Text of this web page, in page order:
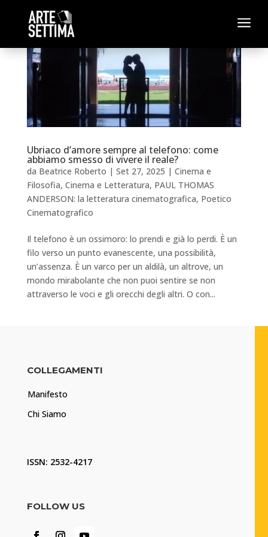
a
Ubriaco d’amore sempre al telefono: come
abbiamo smesso di vivere il reale?
da Beatrice Roberto | Set 27, 2025 | Cinema e
Filosofia, Cinema e Letteratura, PAUL THOMAS
ANDERSON: la letteratura cinematografica, Poetico
Cinematografico
Il telefono è un ossimoro: lo prendi e già lo perdi. È un
filo verso un punto evanescente, una possibilità,
un’assenza. È un varco per un aldilà, un altrove, un
mondo mirabolante che non puoi sentire se non
attraverso le voci e gli orecchi degli altri. O con...
COLLEGAMENTI
Manifesto
Chi Siamo
ISSN: 2532-4217
FOLLOW US